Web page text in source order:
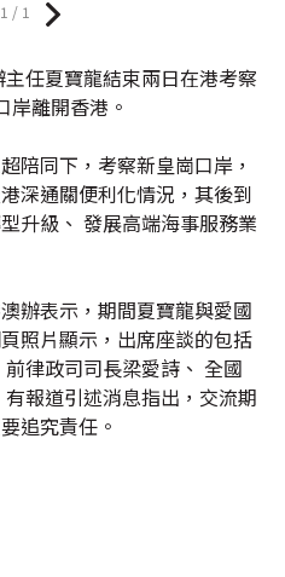
1 / 1
任夏寶龍結束兩日在港考察
岸離開香港。
陪同下，考察新皇崗口岸，
深通關便利化情況，其後到
升級、 發展高端海事服務業
辦表示，期間夏寶龍與愛國
照片顯示，出席座談的包括
律政司司長梁愛詩、 全國
報道引述消息指出，交流期
追究責任。